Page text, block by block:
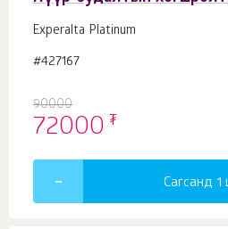
Experalta Platinum
#427167
90000
72000 ₮
Сагсанд 1